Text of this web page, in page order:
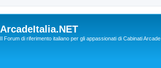
ArcadeItalia.NET
Il Forum di riferimento italiano per gli appassionati di Cabinati Arcade